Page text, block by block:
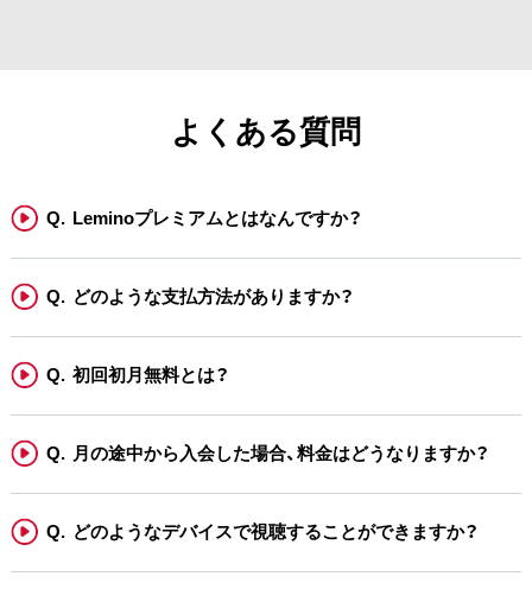
よくある質問
Leminoプレミアムとはなんですか？
どのような支払方法がありますか？
初回初月無料とは？
月の途中から入会した場合、料金はどうなりますか？
どのようなデバイスで視聴することができますか？